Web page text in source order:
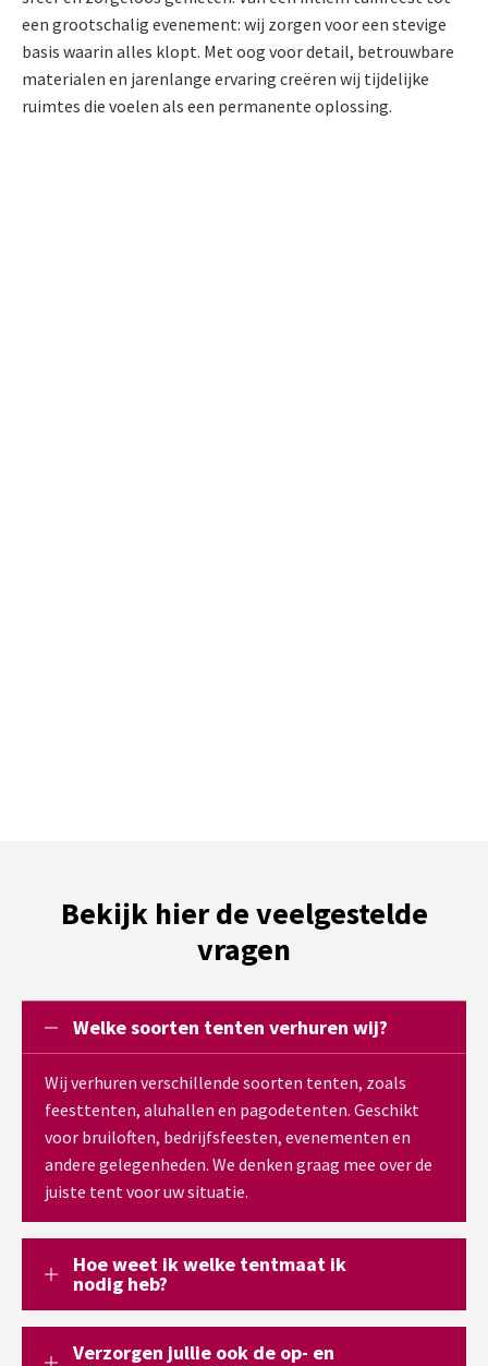
een grootschalig evenement: wij zorgen voor een stevige
basis waarin alles klopt. Met oog voor detail, betrouwbare
materialen en jarenlange ervaring creëren wij tijdelijke
ruimtes die voelen als een permanente oplossing.
Bekijk hier de veelgestelde
vragen
Welke soorten tenten verhuren wij?
Wij verhuren verschillende soorten tenten, zoals
feesttenten, aluhallen en pagodetenten. Geschikt
voor bruiloften, bedrijfsfeesten, evenementen en
andere gelegenheden. We denken graag mee over de
juiste tent voor uw situatie.
Hoe weet ik welke tentmaat ik
nodig heb?
Verzorgen jullie ook de op- en